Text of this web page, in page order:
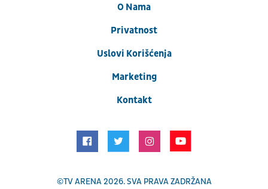
O Nama
Privatnost
Uslovi Korišćenja
Marketing
Kontakt
©TV ARENA2026. SVA PRAVA ZADRŽANA